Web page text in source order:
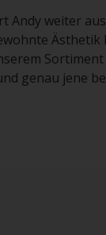
weiter
genau jene